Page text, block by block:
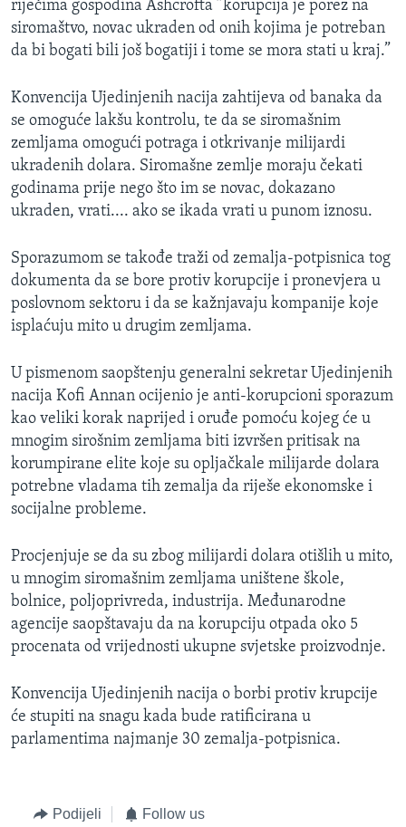
MAGAZIN
O GLASU AMERIKE
Learning English
PRATITE NAS
riječima gospodina Ashcrofta ”korupcija je porez na
siromaštvo, novac ukraden od onih kojima je potreban
da bi bogati bili još bogatiji i tome se mora stati u kraj.”
Konvencija Ujedinjenih nacija zahtijeva od banaka da
se omoguće lakšu kontrolu, te da se siromašnim
zemljama omogući potraga i otkrivanje milijardi
ukradenih dolara. Siromašne zemlje moraju čekati
godinama prije nego što im se novac, dokazano
ukraden, vrati.... ako se ikada vrati u punom iznosu.
Sporazumom se takođe traži od zemalja-potpisnica tog
dokumenta da se bore protiv korupcije i pronevjera u
poslovnom sektoru i da se kažnjavaju kompanije koje
isplaćuju mito u drugim zemljama.
U pismenom saopštenju generalni sekretar Ujedinjenih
nacija Kofi Annan ocijenio je anti-korupcioni sporazum
kao veliki korak naprijed i oruđe pomoću kojeg će u
mnogim sirošnim zemljama biti izvršen pritisak na
korumpirane elite koje su opljačkale milijarde dolara
potrebne vladama tih zemalja da riješe ekonomske i
socijalne probleme.
Procjenjuje se da su zbog milijardi dolara otišlih u mito,
u mnogim siromašnim zemljama uništene škole,
bolnice, poljoprivreda, industrija. Međunarodne
agencije saopštavaju da na korupciju otpada oko 5
procenata od vrijednosti ukupne svjetske proizvodnje.
Konvencija Ujedinjenih nacija o borbi protiv krupcije
će stupiti na snagu kada bude ratificirana u
parlamentima najmanje 30 zemalja-potpisnica.
Podijeli Follow us